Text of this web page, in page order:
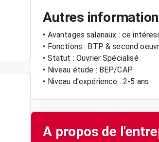
Autres
• Avantages salariaux : ce
• Fonctions : BTP & second
• Statut : Ouvrier Spécialisé
• Niveau étude : BEP/CAP
• Niveau d'expérience : 2-5 ans
A propos de